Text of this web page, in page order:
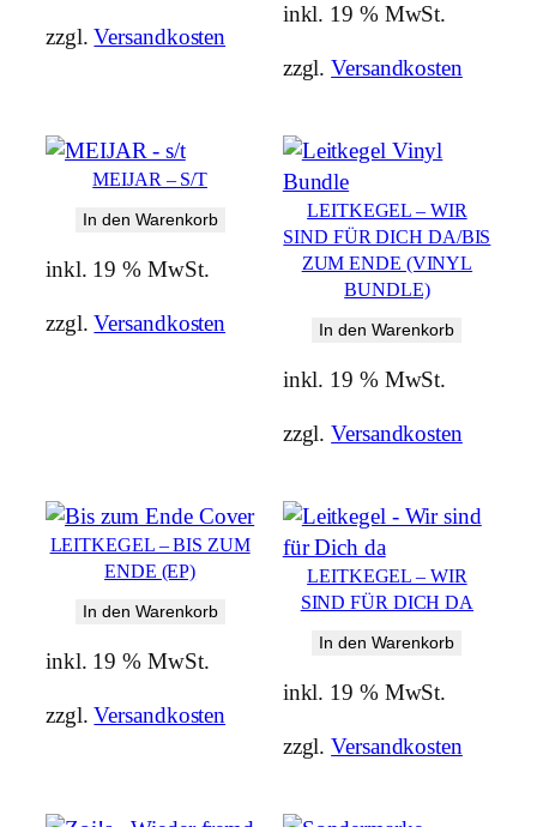
zzgl.Versandkosten
inkl. 19 % MwSt.
zzgl.Versandkosten
MEIJAR – S/T
In den Warenkorb
inkl. 19 % MwSt.
zzgl.Versandkosten
LEITKEGEL – WIR
SIND FÜR DICH DA/BIS
ZUM ENDE (VINYL
BUNDLE)
In den Warenkorb
inkl. 19 % MwSt.
zzgl.Versandkosten
LEITKEGEL – BIS ZUM
ENDE (EP)
In den Warenkorb
inkl. 19 % MwSt.
zzgl.Versandkosten
LEITKEGEL – WIR
SIND FÜR DICH DA
In den Warenkorb
inkl. 19 % MwSt.
zzgl.Versandkosten